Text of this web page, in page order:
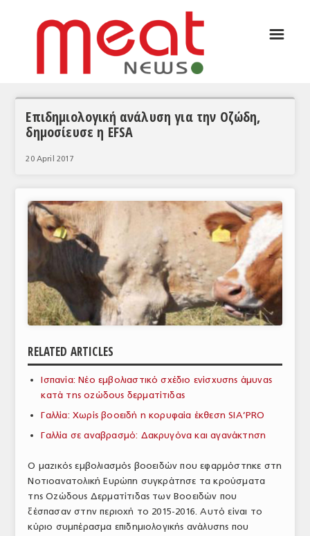
ΣΥΝΕΝΤΕΥΞΕΙΣ
ΘΕΜΑΤΑ
ΚΟΣΜΟΣ
ΕΙΔΗΣΕΙΣ
ΕΥΡΩΠΑΪΚΕΣ ΑΠΟΦΑΣΕΙΣ
ΘΕΜΑΤΑ
ΕΜΠΟΡΙΚΟΣ ΚΑΤΑΛΟΓΟΣ
ΠΑΡΑΓΩΓΗ & ΕΜΠΟΡΙΑ
ΣΦΑΓΕΙΑ
ΠΡΩΤΕΣ ΥΛΕΣ
ΕΞΟΠΛΙΣΜΟΣ
ΥΠΗΡΕΣΙΕΣ
ΕΜΠΟΡΙΚΟΙ ΑΝΤΙΠΡΟΣΩΠΟΙ
☰
Επιδημιολογική ανάλυση για την Οζώδη,
δημοσίευσε η EFSA
20 April 2017
RELATED ARTICLES
Ισπανία: Νέο εμβολιαστικό σχέδιο ενίσχυσης άμυνας
κατά της οζώδους δερματίτιδας
Γαλλία: Χωρίς βοοειδή η κορυφαία έκθεση SIA’PRO
Γαλλία σε αναβρασμό: Δακρυγόνα και αγανάκτηση
Ο μαζικός εμβολιασμός βοοειδών που εφαρμόστηκε στη
Νοτιοανατολική Ευρώπη συγκράτησε τα κρούσματα
της Οζώδους Δερματίτιδας των Βοοειδών που
ξέσπασαν στην περιοχή το 2015-2016. Αυτό είναι το
κύριο συμπέρασμα επιδημιολογικής ανάλυσης που